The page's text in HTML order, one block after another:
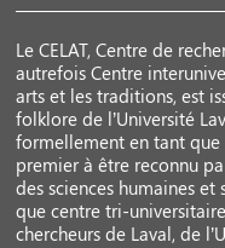
Le CELAT, Centre de
autrefois Centre
arts et les traditions, est
folklore de l’Université
formellement en tant
premier à être reconnu
des sciences humaines
que centre tri-
chercheurs de Laval, de